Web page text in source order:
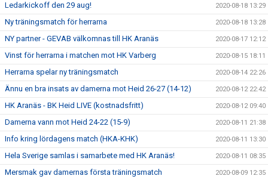
Ledarkickoff den 29 aug! 2020-08-18 13:29
Ny träningsmatch för herrarna 2020-08-18 13:28
NY partner - GEVAB välkomnas till HK Aranäs 2020-08-17 12:12
Vinst för herrarna i matchen mot HK Varberg 2020-08-15 18:11
Herrarna spelar ny träningsmatch 2020-08-14 22:26
Ännu en bra insats av damerna mot Heid 26-27 (14-12) 2020-08-12 22:42
HK Aranäs - BK Heid LIVE (kostnadsfritt) 2020-08-12 09:40
Damerna vann mot Heid 24-22 (15-9) 2020-08-11 21:38
Info kring lördagens match (HKA-KHK) 2020-08-11 13:30
Hela Sverige samlas i samarbete med HK Aranäs! 2020-08-11 08:35
Mersmak gav damernas första träningsmatch 2020-08-09 12:35